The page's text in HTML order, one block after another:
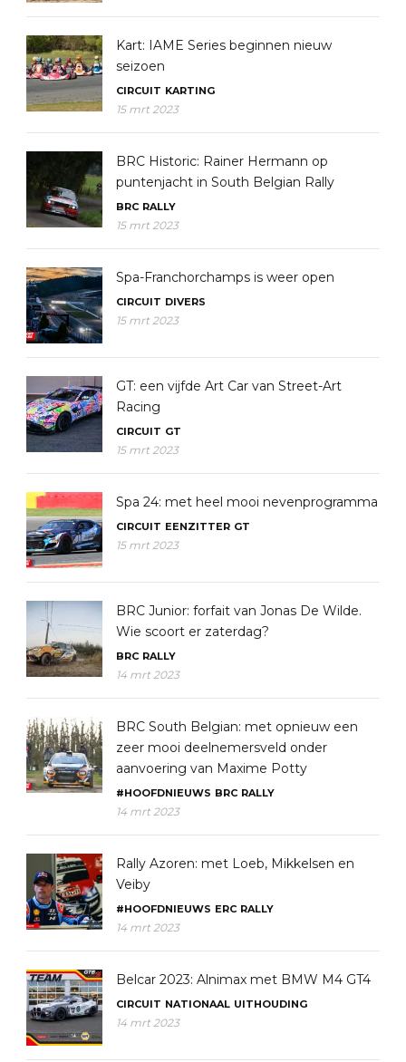
Kart: IAME Series beginnen nieuw
seizoen
CIRCUIT KARTING
15 mrt 2023
BRC Historic: Rainer Hermann op
puntenjacht in South Belgian Rally
BRC RALLY
15 mrt 2023
Spa-Franchorchamps is weer open
CIRCUIT DIVERS
15 mrt 2023
GT: een vijfde Art Car van Street-Art
Racing
CIRCUIT GT
15 mrt 2023
Spa 24: met heel mooi nevenprogramma
CIRCUIT EENZITTER GT
15 mrt 2023
BRC Junior: forfait van Jonas De Wilde.
Wie scoort er zaterdag?
BRC RALLY
14 mrt 2023
BRC South Belgian: met opnieuw een
zeer mooi deelnemersveld onder
aanvoering van Maxime Potty
#HOOFDNIEUWS BRC RALLY
14 mrt 2023
Rally Azoren: met Loeb, Mikkelsen en
Veiby
#HOOFDNIEUWS ERC RALLY
14 mrt 2023
Belcar 2023: Alnimax met BMW M4 GT4
CIRCUIT NATIONAAL UITHOUDING
14 mrt 2023